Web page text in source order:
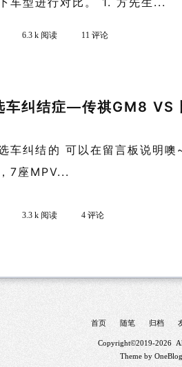
6.3 k 阅读 11 评论
车纠结症—传祺GM8 VS
车纠结的 可以在留言板说
7座MPV...
3.3 k 阅读 4 评论
首页 随笔 归档
Copyright©2019-2026
Theme by OneBlog